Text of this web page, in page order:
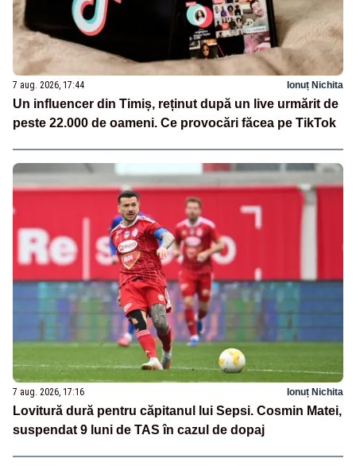
7 aug. 2026, 17:44 Ionuț Nichita
Un influencer din Timiș, reținut după un live urmărit de
peste 22.000 de oameni. Ce provocări făcea pe TikTok
7 aug. 2026, 17:16 Ionuț Nichita
Lovitură dură pentru căpitanul lui Sepsi. Cosmin Matei,
suspendat 9 luni de TAS în cazul de dopaj